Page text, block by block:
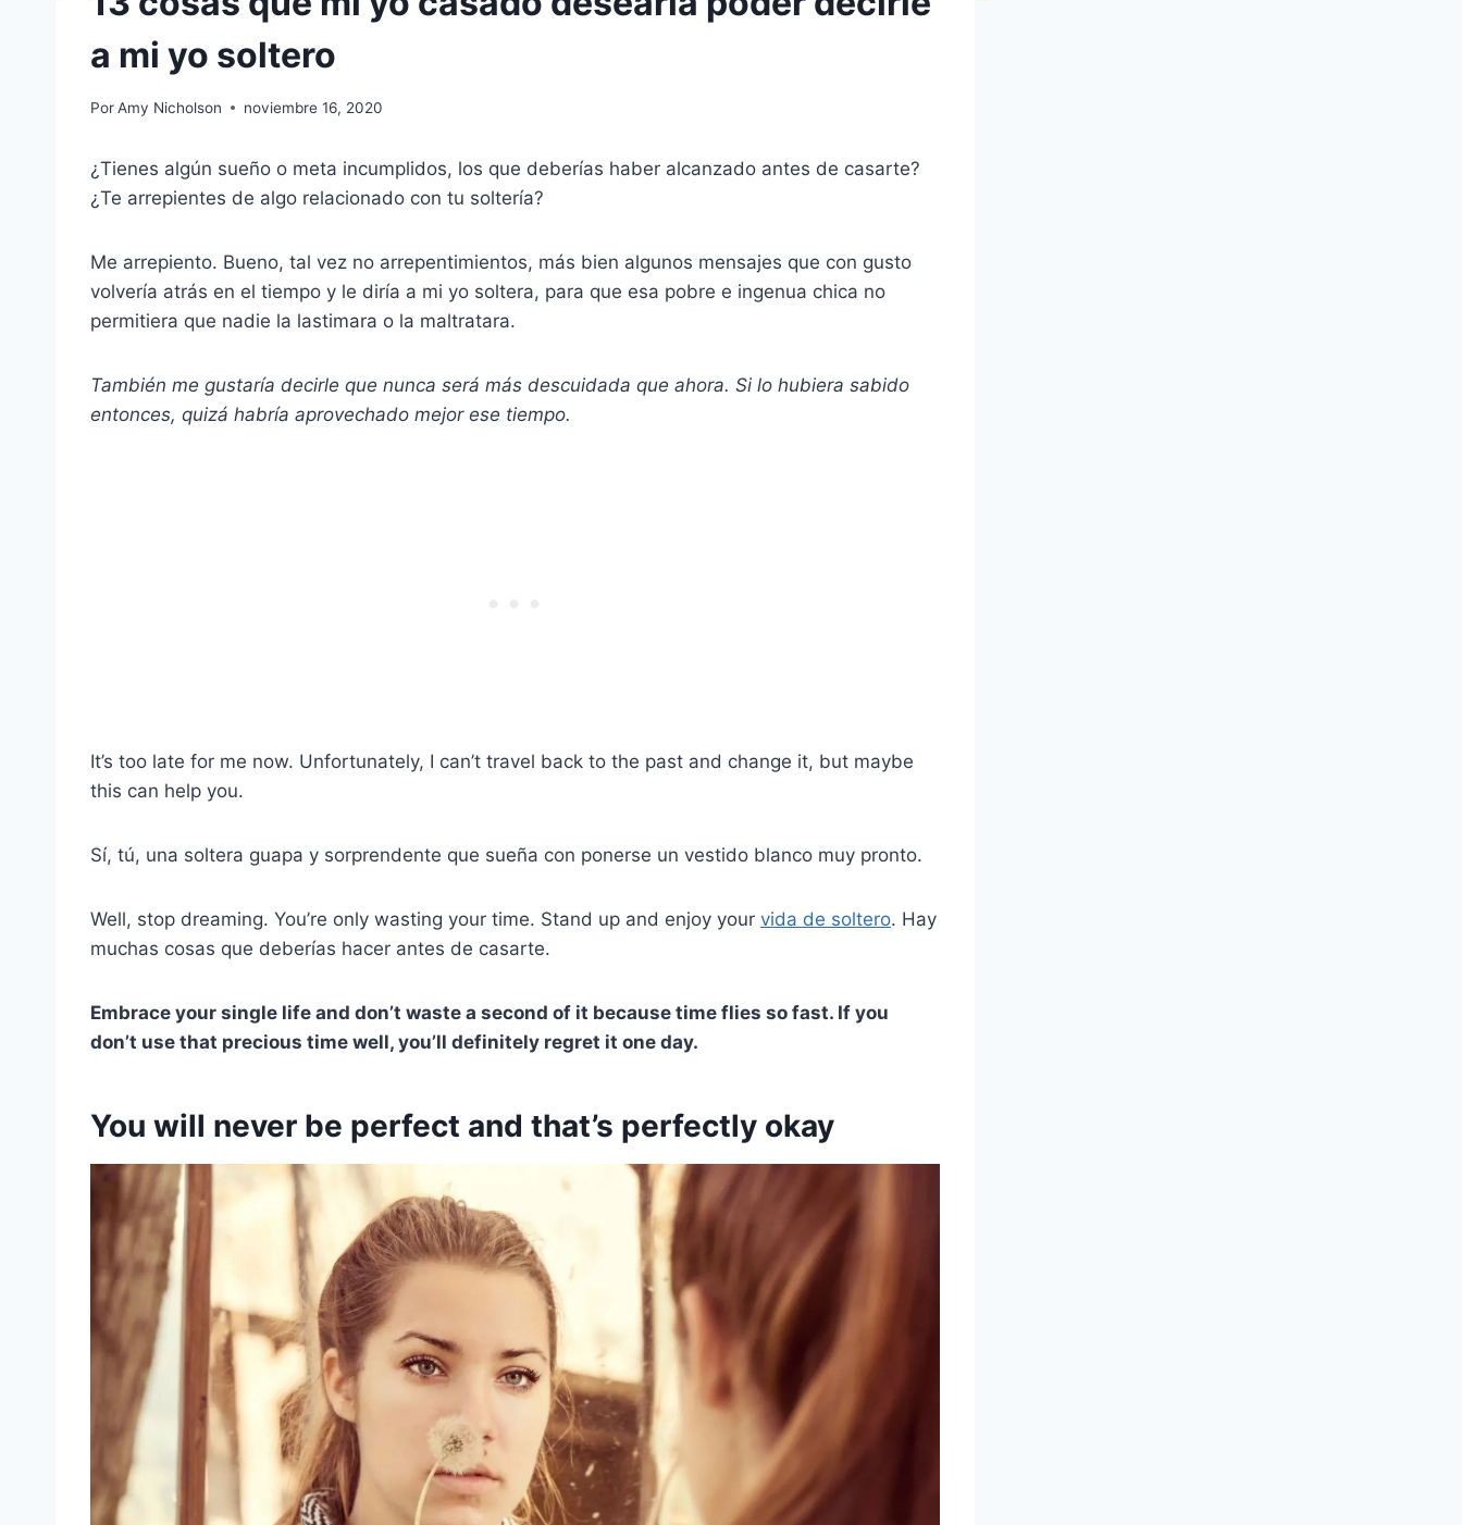
a mi yo soltero
PorAmy Nicholson noviembre 16, 2020
¿Tienes algún sueño o meta incumplidos, los que deberías haber alcanzado antes de casarte?
¿Te arrepientes de algo relacionado con tu soltería?
Me arrepiento. Bueno, tal vez no arrepentimientos, más bien algunos mensajes que con gusto
volvería atrás en el tiempo y le diría a mi yo soltera, para que esa pobre e ingenua chica no
permitiera que nadie la lastimara o la maltratara.
También me gustaría decirle que nunca será más descuidada que ahora. Si lo hubiera sabido
entonces, quizá habría aprovechado mejor ese tiempo.
It’s too late for me now. Unfortunately, I can’t travel back to the past and change it, but maybe
this can help you.
Sí, tú, una soltera guapa y sorprendente que sueña con ponerse un vestido blanco muy pronto.
Well, stop dreaming. You’re only wasting your time. Stand up and enjoy your vida de soltero. Hay
muchas cosas que deberías hacer antes de casarte.
Embrace your single life and don’t waste a second of it because time flies so fast. If you
don’t use that precious time well, you’ll definitely regret it one day.
You will never be perfect and that’s perfectly okay